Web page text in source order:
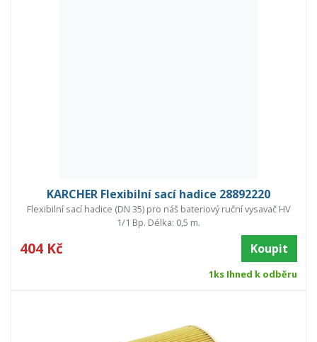
KARCHER Flexibilní sací hadice 28892220
Flexibilní sací hadice (DN 35) pro náš bateriový ruční vysavač HV
1/1 Bp. Délka: 0,5 m.
404 Kč Koupit
1ks Ihned k odběru